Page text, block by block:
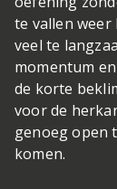
te vallen
veel te
momentum
de korte
voor de
genoeg open
komen.